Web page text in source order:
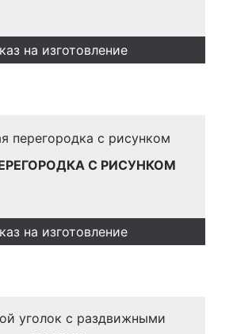
на изготовление
С РИСУНКОМ
на изготовление